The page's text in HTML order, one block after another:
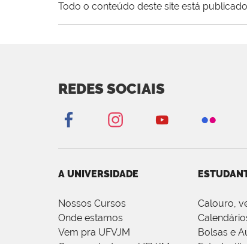
Todo o conteúdo deste site está
REDES SOCIAIS
A UNIVERSIDADE
Nossos Cursos
Onde estamos
Vem pra UFVJM
Calouro,
Bolsas e